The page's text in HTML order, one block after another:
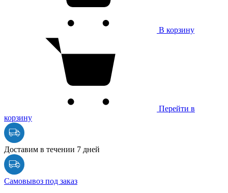
В корзину
Перейти в
корзину
Доставим в течении 7 дней
Самовывоз под заказ